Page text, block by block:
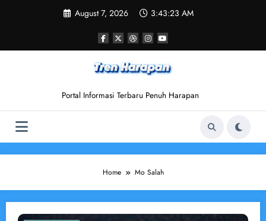
August 7, 2026 3:43:23 AM
Portal Informasi Terbaru Penuh Harapan
Home Mo Salah